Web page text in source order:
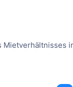
Mietverhältnisses